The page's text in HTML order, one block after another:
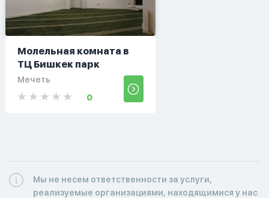
Молельная комната в
ТЦ Бишкек парк
Мечеть
0
Мы не несем ответственности за услуги,
реализуемые организациями, находящимися у нас